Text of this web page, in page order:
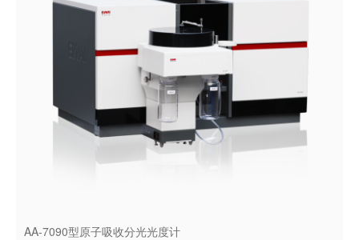
AA-7090型原子吸收分光光度计